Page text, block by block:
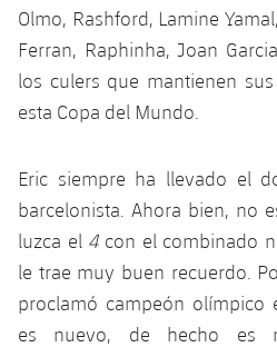
Clasificaciones
Calendario
Resultados
Clasificaciones
Hockey Hierba Masculino
Hockey Hierba Femenino
Actualidad
Plantilla
Escuela de Patinaje
Rugby
plusicon
más
Jugadores
Calendario
Resultados
Noticias
Voleibol masculino
Voleibol femenino
Apúntate a las amateurs
plusicon
más
Apúntate a las amateurs
Carnet de las Secciones
PLUSICON
MÁS
League of Legends
Olmo, Rashford, Lamine
Ferran, Raphinha, Joan
los culers que mantienen
esta Copa del Mundo.
Eric siempre ha llevado el
barcelonista. Ahora bien, no
luzca el 4 con el combinado
le trae muy buen recuerdo.
proclamó campeón olímpico
es nuevo, de hecho es